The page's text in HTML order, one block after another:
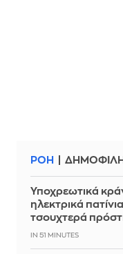
ΡΟΗ ΔΗΜΟΦΙΛΗ
Υποχρεωτικά
ηλεκτρικά
τσουχτερά
IN 51 MINUTES